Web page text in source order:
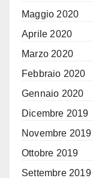
Maggio 2020
Aprile 2020
Marzo 2020
Febbraio 2020
Gennaio 2020
Dicembre 2019
Novembre 2019
Ottobre 2019
Settembre 2019